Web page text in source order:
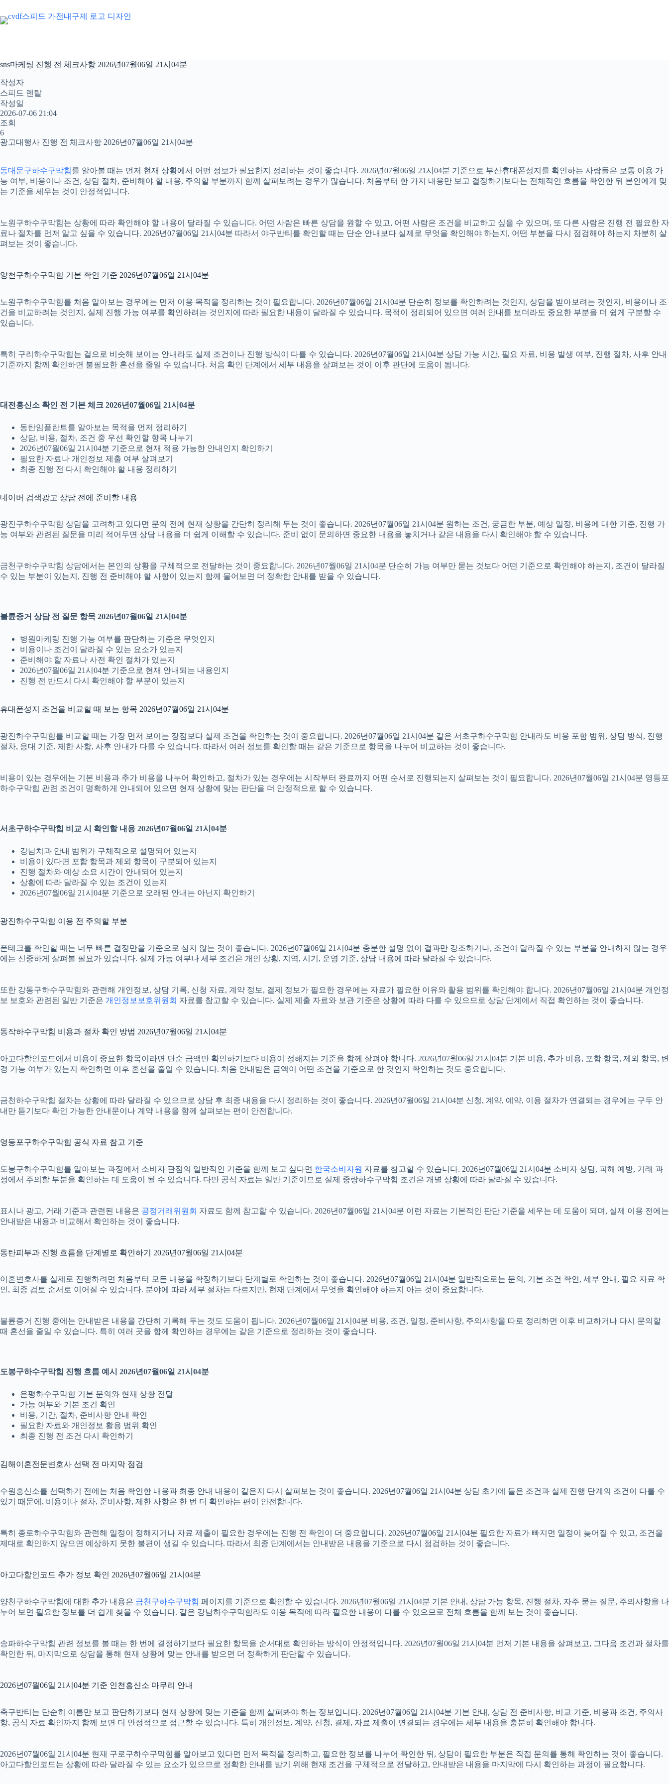
문
으
뛰
기
sns마케팅 진행 전 체크사항 2026년07월06일 21시04분
작성자
스피드 렌탈
작성일
2026-07-06 21:04
조회
6
광고대행사 진행 전 체크사항 2026년07월06일 21시04분
동대문구하수구막힘를 알아볼 때는 먼저 현재 상황에서 어떤 정보가 필요한지 정리하는 것이 좋습니다. 2026년07월06일 21시04분 기준으로 부산휴대폰성지를 확인하는 사람들은 보통 이용 가
능 여부, 비용이나 조건, 상담 절차, 준비해야 할 내용, 주의할 부분까지 함께 살펴보려는 경우가 많습니다. 처음부터 한 가지 내용만 보고 결정하기보다는 전체적인 흐름을 확인한 뒤 본인에게 맞
는 기준을 세우는 것이 안정적입니다.
노원구하수구막힘는 상황에 따라 확인해야 할 내용이 달라질 수 있습니다. 어떤 사람은 빠른 상담을 원할 수 있고, 어떤 사람은 조건을 비교하고 싶을 수 있으며, 또 다른 사람은 진행 전 필요한 자
료나 절차를 먼저 알고 싶을 수 있습니다. 2026년07월06일 21시04분 따라서 야구반티를 확인할 때는 단순 안내보다 실제로 무엇을 확인해야 하는지, 어떤 부분을 다시 점검해야 하는지 차분히 살
펴보는 것이 좋습니다.
양천구하수구막힘 기본 확인 기준 2026년07월06일 21시04분
노원구하수구막힘를 처음 알아보는 경우에는 먼저 이용 목적을 정리하는 것이 필요합니다. 2026년07월06일 21시04분 단순히 정보를 확인하려는 것인지, 상담을 받아보려는 것인지, 비용이나 조
건을 비교하려는 것인지, 실제 진행 가능 여부를 확인하려는 것인지에 따라 필요한 내용이 달라질 수 있습니다. 목적이 정리되어 있으면 여러 안내를 보더라도 중요한 부분을 더 쉽게 구분할 수
있습니다.
특히 구리하수구막힘는 겉으로 비슷해 보이는 안내라도 실제 조건이나 진행 방식이 다를 수 있습니다. 2026년07월06일 21시04분 상담 가능 시간, 필요 자료, 비용 발생 여부, 진행 절차, 사후 안내
기준까지 함께 확인하면 불필요한 혼선을 줄일 수 있습니다. 처음 확인 단계에서 세부 내용을 살펴보는 것이 이후 판단에 도움이 됩니다.
대전흥신소 확인 전 기본 체크 2026년07월06일 21시04분
동탄임플란트를 알아보는 목적을 먼저 정리하기
상담, 비용, 절차, 조건 중 우선 확인할 항목 나누기
2026년07월06일 21시04분 기준으로 현재 적용 가능한 안내인지 확인하기
필요한 자료나 개인정보 제출 여부 살펴보기
최종 진행 전 다시 확인해야 할 내용 정리하기
네이버 검색광고 상담 전에 준비할 내용
광진구하수구막힘 상담을 고려하고 있다면 문의 전에 현재 상황을 간단히 정리해 두는 것이 좋습니다. 2026년07월06일 21시04분 원하는 조건, 궁금한 부분, 예상 일정, 비용에 대한 기준, 진행 가
능 여부와 관련된 질문을 미리 적어두면 상담 내용을 더 쉽게 이해할 수 있습니다. 준비 없이 문의하면 중요한 내용을 놓치거나 같은 내용을 다시 확인해야 할 수 있습니다.
금천구하수구막힘 상담에서는 본인의 상황을 구체적으로 전달하는 것이 중요합니다. 2026년07월06일 21시04분 단순히 가능 여부만 묻는 것보다 어떤 기준으로 확인해야 하는지, 조건이 달라질
수 있는 부분이 있는지, 진행 전 준비해야 할 사항이 있는지 함께 물어보면 더 정확한 안내를 받을 수 있습니다.
불륜증거 상담 전 질문 항목 2026년07월06일 21시04분
병원마케팅 진행 가능 여부를 판단하는 기준은 무엇인지
비용이나 조건이 달라질 수 있는 요소가 있는지
준비해야 할 자료나 사전 확인 절차가 있는지
2026년07월06일 21시04분 기준으로 현재 안내되는 내용인지
진행 전 반드시 다시 확인해야 할 부분이 있는지
휴대폰성지 조건을 비교할 때 보는 항목 2026년07월06일 21시04분
광진하수구막힘를 비교할 때는 가장 먼저 보이는 장점보다 실제 조건을 확인하는 것이 중요합니다. 2026년07월06일 21시04분 같은 서초구하수구막힘 안내라도 비용 포함 범위, 상담 방식, 진행
절차, 응대 기준, 제한 사항, 사후 안내가 다를 수 있습니다. 따라서 여러 정보를 확인할 때는 같은 기준으로 항목을 나누어 비교하는 것이 좋습니다.
비용이 있는 경우에는 기본 비용과 추가 비용을 나누어 확인하고, 절차가 있는 경우에는 시작부터 완료까지 어떤 순서로 진행되는지 살펴보는 것이 필요합니다. 2026년07월06일 21시04분 영등포
하수구막힘 관련 조건이 명확하게 안내되어 있으면 현재 상황에 맞는 판단을 더 안정적으로 할 수 있습니다.
서초구하수구막힘 비교 시 확인할 내용 2026년07월06일 21시04분
강남치과 안내 범위가 구체적으로 설명되어 있는지
비용이 있다면 포함 항목과 제외 항목이 구분되어 있는지
진행 절차와 예상 소요 시간이 안내되어 있는지
상황에 따라 달라질 수 있는 조건이 있는지
2026년07월06일 21시04분 기준으로 오래된 안내는 아닌지 확인하기
광진하수구막힘 이용 전 주의할 부분
폰테크를 확인할 때는 너무 빠른 결정만을 기준으로 삼지 않는 것이 좋습니다. 2026년07월06일 21시04분 충분한 설명 없이 결과만 강조하거나, 조건이 달라질 수 있는 부분을 안내하지 않는 경우
에는 신중하게 살펴볼 필요가 있습니다. 실제 가능 여부나 세부 조건은 개인 상황, 지역, 시기, 운영 기준, 상담 내용에 따라 달라질 수 있습니다.
또한 강동구하수구막힘와 관련해 개인정보, 상담 기록, 신청 자료, 계약 정보, 결제 정보가 필요한 경우에는 자료가 필요한 이유와 활용 범위를 확인해야 합니다. 2026년07월06일 21시04분 개인정
보 보호와 관련된 일반 기준은 개인정보보호위원회 자료를 참고할 수 있습니다. 실제 제출 자료와 보관 기준은 상황에 따라 다를 수 있으므로 상담 단계에서 직접 확인하는 것이 좋습니다.
동작하수구막힘 비용과 절차 확인 방법 2026년07월06일 21시04분
아고다할인코드에서 비용이 중요한 항목이라면 단순 금액만 확인하기보다 비용이 정해지는 기준을 함께 살펴야 합니다. 2026년07월06일 21시04분 기본 비용, 추가 비용, 포함 항목, 제외 항목, 변
경 가능 여부가 있는지 확인하면 이후 혼선을 줄일 수 있습니다. 처음 안내받은 금액이 어떤 조건을 기준으로 한 것인지 확인하는 것도 중요합니다.
금천하수구막힘 절차는 상황에 따라 달라질 수 있으므로 상담 후 최종 내용을 다시 정리하는 것이 좋습니다. 2026년07월06일 21시04분 신청, 계약, 예약, 이용 절차가 연결되는 경우에는 구두 안
내만 듣기보다 확인 가능한 안내문이나 계약 내용을 함께 살펴보는 편이 안전합니다.
영등포구하수구막힘 공식 자료 참고 기준
도봉구하수구막힘를 알아보는 과정에서 소비자 관점의 일반적인 기준을 함께 보고 싶다면 한국소비자원 자료를 참고할 수 있습니다. 2026년07월06일 21시04분 소비자 상담, 피해 예방, 거래 과
정에서 주의할 부분을 확인하는 데 도움이 될 수 있습니다. 다만 공식 자료는 일반 기준이므로 실제 중랑하수구막힘 조건은 개별 상황에 따라 달라질 수 있습니다.
표시나 광고, 거래 기준과 관련된 내용은 공정거래위원회 자료도 함께 참고할 수 있습니다. 2026년07월06일 21시04분 이런 자료는 기본적인 판단 기준을 세우는 데 도움이 되며, 실제 이용 전에는
안내받은 내용과 비교해서 확인하는 것이 좋습니다.
동탄피부과 진행 흐름을 단계별로 확인하기 2026년07월06일 21시04분
이혼변호사를 실제로 진행하려면 처음부터 모든 내용을 확정하기보다 단계별로 확인하는 것이 좋습니다. 2026년07월06일 21시04분 일반적으로는 문의, 기본 조건 확인, 세부 안내, 필요 자료 확
인, 최종 검토 순서로 이어질 수 있습니다. 분야에 따라 세부 절차는 다르지만, 현재 단계에서 무엇을 확인해야 하는지 아는 것이 중요합니다.
불륜증거 진행 중에는 안내받은 내용을 간단히 기록해 두는 것도 도움이 됩니다. 2026년07월06일 21시04분 비용, 조건, 일정, 준비사항, 주의사항을 따로 정리하면 이후 비교하거나 다시 문의할
때 혼선을 줄일 수 있습니다. 특히 여러 곳을 함께 확인하는 경우에는 같은 기준으로 정리하는 것이 좋습니다.
도봉구하수구막힘 진행 흐름 예시 2026년07월06일 21시04분
은평하수구막힘 기본 문의와 현재 상황 전달
가능 여부와 기본 조건 확인
비용, 기간, 절차, 준비사항 안내 확인
필요한 자료와 개인정보 활용 범위 확인
최종 진행 전 조건 다시 확인하기
김해이혼전문변호사 선택 전 마지막 점검
수원흥신소를 선택하기 전에는 처음 확인한 내용과 최종 안내 내용이 같은지 다시 살펴보는 것이 좋습니다. 2026년07월06일 21시04분 상담 초기에 들은 조건과 실제 진행 단계의 조건이 다를 수
있기 때문에, 비용이나 절차, 준비사항, 제한 사항은 한 번 더 확인하는 편이 안전합니다.
특히 종로하수구막힘와 관련해 일정이 정해지거나 자료 제출이 필요한 경우에는 진행 전 확인이 더 중요합니다. 2026년07월06일 21시04분 필요한 자료가 빠지면 일정이 늦어질 수 있고, 조건을
제대로 확인하지 않으면 예상하지 못한 불편이 생길 수 있습니다. 따라서 최종 단계에서는 안내받은 내용을 기준으로 다시 점검하는 것이 좋습니다.
아고다할인코드 추가 정보 확인 2026년07월06일 21시04분
양천구하수구막힘에 대한 추가 내용은 금천구하수구막힘 페이지를 기준으로 확인할 수 있습니다. 2026년07월06일 21시04분 기본 안내, 상담 가능 항목, 진행 절차, 자주 묻는 질문, 주의사항을 나
누어 보면 필요한 정보를 더 쉽게 찾을 수 있습니다. 같은 강남하수구막힘라도 이용 목적에 따라 필요한 내용이 다를 수 있으므로 전체 흐름을 함께 보는 것이 좋습니다.
송파하수구막힘 관련 정보를 볼 때는 한 번에 결정하기보다 필요한 항목을 순서대로 확인하는 방식이 안정적입니다. 2026년07월06일 21시04분 먼저 기본 내용을 살펴보고, 그다음 조건과 절차를
확인한 뒤, 마지막으로 상담을 통해 현재 상황에 맞는 안내를 받으면 더 정확하게 판단할 수 있습니다.
2026년07월06일 21시04분 기준 인천흥신소 마무리 안내
축구반티는 단순히 이름만 보고 판단하기보다 현재 상황에 맞는 기준을 함께 살펴봐야 하는 정보입니다. 2026년07월06일 21시04분 기본 안내, 상담 전 준비사항, 비교 기준, 비용과 조건, 주의사
항, 공식 자료 확인까지 함께 보면 더 안정적으로 접근할 수 있습니다. 특히 개인정보, 계약, 신청, 결제, 자료 제출이 연결되는 경우에는 세부 내용을 충분히 확인해야 합니다.
2026년07월06일 21시04분 현재 구로구하수구막힘를 알아보고 있다면 먼저 목적을 정리하고, 필요한 정보를 나누어 확인한 뒤, 상담이 필요한 부분은 직접 문의를 통해 확인하는 것이 좋습니다.
아고다할인코드는 상황에 따라 달라질 수 있는 요소가 있으므로 정확한 안내를 받기 위해 현재 조건을 구체적으로 전달하고, 안내받은 내용을 마지막에 다시 확인하는 과정이 필요합니다.